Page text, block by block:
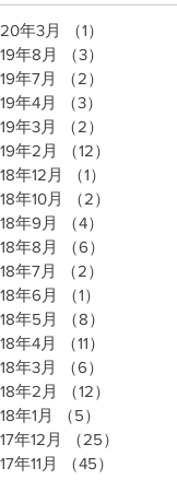
年3月 （1）
年8月
（3）
年7月
（2）
年4月
（3）
年3月
（2）
年2月
（12）
年12月
（1）
年10月
（2）
年9月
（4）
年8月
（6）
年7月
（2）
年6月
（1）
年5月
（8）
年4月
（11）
年3月
（6）
年2月
（12）
年1月
（5）
年12月
（25）
年11月
（45）